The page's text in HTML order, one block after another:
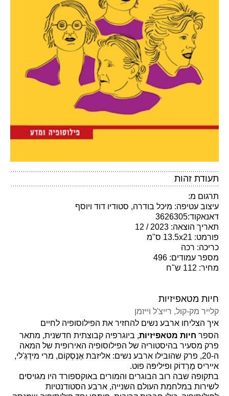
תעודת זהות
תרגום מ:
עיצוב עטיפה: מיכל בודרה, סטודיו דוד ויוסף
דאנאקוד:3626305
תאריך הוצאה: 2023 / 12
פורמט: 13.5x21 ס"מ
כריכה: רכה
מספר עמודים: 496
מחיר: 112 ש"ח
חיות מטאפיזיות
קלייר מק‑קול, רייצ'ל וייזמן
איך הצליחו ארבע נשים להחזיר את הפילוסופיה לחיים
הספר חיות מטאפיזיות, ביוגרפיה קבוצתית חדשנית, מתאר
פרק מסעיר בהיסטוריה של הפילוסופיה האירופית של המאה
ה-20, פרק שהובילו ארבע נשים: אליזבת אֶנְסְקוֹם, מרי מידְגְ'לי,
אייריס מֶרְדוֹק ופיליפּה פוּט.
בתקופה שבה רוב הבוגרים והמורים באוקספורד היו מגויסים
לשירות במלחמת העולם השנייה, ארבע הסטודנטיות